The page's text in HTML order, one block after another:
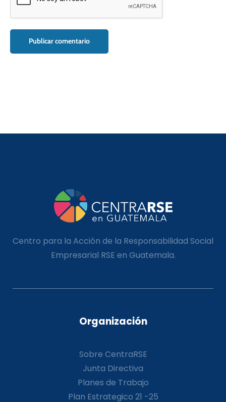
Centro para la Acción de la Responsabilidad Social
Empresarial RSE en Guatemala.
Organización
Sobre CentraRSE
Junta Directiva
Planes de Trabajo
Plan Estrategico 21 -25